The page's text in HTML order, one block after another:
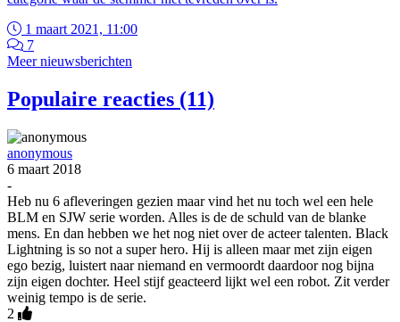
1 maart 2021, 11:00
7
Meer nieuwsberichten
Populaire reacties (11)
anonymous
6 maart 2018
-
Heb nu 6 afleveringen gezien maar vind het nu toch wel een hele
BLM en SJW serie worden. Alles is de de schuld van de blanke
mens. En dan hebben we het nog niet over de acteer talenten. Black
Lightning is so not a super hero. Hij is alleen maar met zijn eigen
ego bezig, luistert naar niemand en vermoordt daardoor nog bijna
zijn eigen dochter. Heel stijf geacteerd lijkt wel een robot. Zit verder
weinig tempo is de serie.
2